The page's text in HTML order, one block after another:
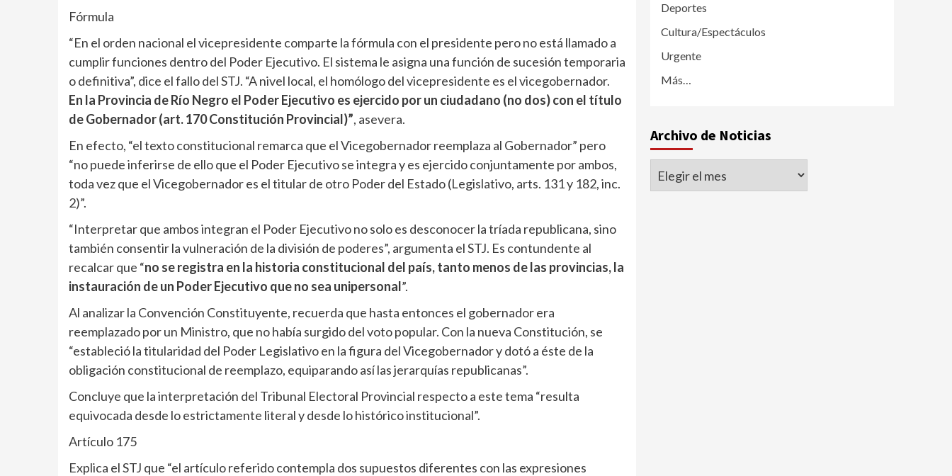
Fórmula
“En el orden nacional el vicepresidente comparte la fórmula con el presidente pero no está llamado a
cumplir funciones dentro del Poder Ejecutivo. El sistema le asigna una función de sucesión temporaria
o definitiva”, dice el fallo del STJ. “A nivel local, el homólogo del vicepresidente es el vicegobernador.
En la Provincia de Río Negro el Poder Ejecutivo es ejercido por un ciudadano (no dos) con el título
de Gobernador (art. 170 Constitución Provincial)”, asevera.
En efecto, “el texto constitucional remarca que el Vicegobernador reemplaza al Gobernador” pero
“no puede inferirse de ello que el Poder Ejecutivo se integra y es ejercido conjuntamente por ambos,
toda vez que el Vicegobernador es el titular de otro Poder del Estado (Legislativo, arts. 131 y 182, inc.
2)”.
“Interpretar que ambos integran el Poder Ejecutivo no solo es desconocer la tríada republicana, sino
también consentir la vulneración de la división de poderes”, argumenta el STJ. Es contundente al
recalcar que “no se registra en la historia constitucional del país, tanto menos de las provincias, la
instauración de un Poder Ejecutivo que no sea unipersonal”.
Al analizar la Convención Constituyente, recuerda que hasta entonces el gobernador era
reemplazado por un Ministro, que no había surgido del voto popular. Con la nueva Constitución, se
“estableció la titularidad del Poder Legislativo en la figura del Vicegobernador y dotó a éste de la
obligación constitucional de reemplazo, equiparando así las jerarquías republicanas”.
Concluye que la interpretación del Tribunal Electoral Provincial respecto a este tema “resulta
equivocada desde lo estrictamente literal y desde lo histórico institucional”.
Artículo 175
Explica el STJ que “el artículo referido contempla dos supuestos diferentes con las expresiones
Deportes
Cultura/Espectáculos
Urgente
Más…
Archivo de Noticias
Archivo